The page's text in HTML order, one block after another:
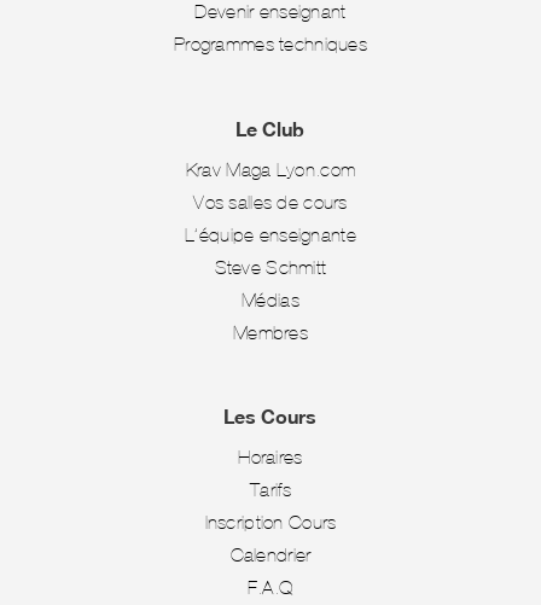
Devenir enseignant
Programmes techniques
Le Club
Krav Maga Lyon.com
Vos salles de cours
L’équipe enseignante
Steve Schmitt
Médias
Membres
Les Cours
Horaires
Tarifs
Inscription Cours
Calendrier
F.A.Q